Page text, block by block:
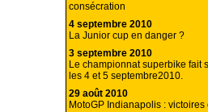
consécration
4 septembre 2010
La Junior cup en danger ?
3 septembre 2010
Le championnat superbike fait
les 4 et 5 septembre2010.
29 août 2010
MotoGP Indianapolis :